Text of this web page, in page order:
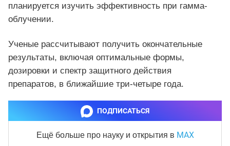
планируется изучить эффективность при гамма-
облучении.
Ученые рассчитывают получить окончательные
результаты, включая оптимальные формы,
дозировки и спектр защитного действия
препаратов, в ближайшие три-четыре года.
ПОДПИСАТЬСЯ
Ещё больше про науку и открытия в MAX